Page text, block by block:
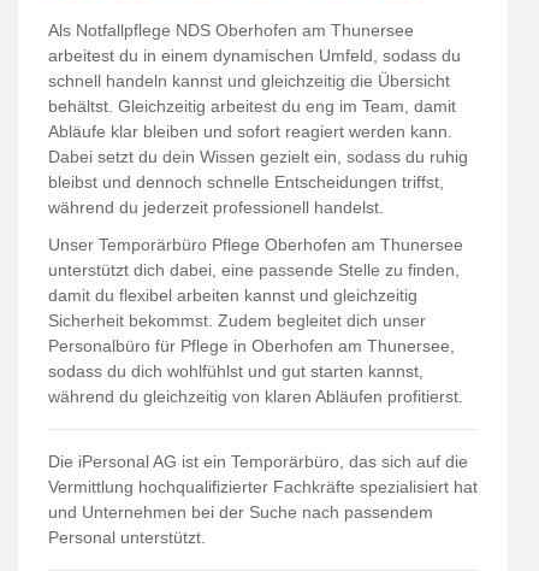
Als Notfallpflege NDS Oberhofen am Thunersee
arbeitest du in einem dynamischen Umfeld, sodass du
schnell handeln kannst und gleichzeitig die Übersicht
behältst. Gleichzeitig arbeitest du eng im Team, damit
Abläufe klar bleiben und sofort reagiert werden kann.
Dabei setzt du dein Wissen gezielt ein, sodass du ruhig
bleibst und dennoch schnelle Entscheidungen triffst,
während du jederzeit professionell handelst.
Unser Temporärbüro Pflege Oberhofen am Thunersee
unterstützt dich dabei, eine passende Stelle zu finden,
damit du flexibel arbeiten kannst und gleichzeitig
Sicherheit bekommst. Zudem begleitet dich unser
Personalbüro für Pflege in Oberhofen am Thunersee,
sodass du dich wohlfühlst und gut starten kannst,
während du gleichzeitig von klaren Abläufen profitierst.
Die iPersonal AG ist ein Temporärbüro, das sich auf die
Vermittlung hochqualifizierter Fachkräfte spezialisiert hat
und Unternehmen bei der Suche nach passendem
Personal unterstützt.